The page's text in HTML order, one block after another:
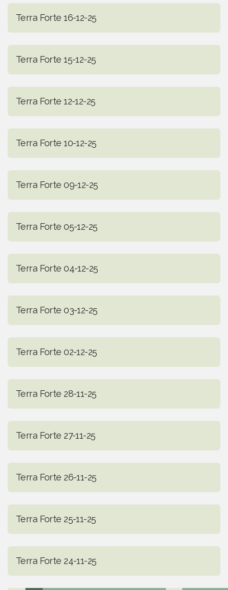
Terra Forte 16-12-25
Terra Forte 15-12-25
Terra Forte 12-12-25
Terra Forte 10-12-25
Terra Forte 09-12-25
Terra Forte 05-12-25
Terra Forte 04-12-25
Terra Forte 03-12-25
Terra Forte 02-12-25
Terra Forte 28-11-25
Terra Forte 27-11-25
Terra Forte 26-11-25
Terra Forte 25-11-25
Terra Forte 24-11-25